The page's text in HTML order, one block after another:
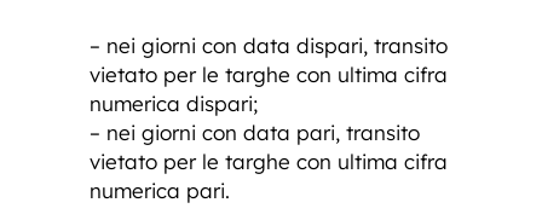
– nei giorni con data dispari, transito
vietato per le targhe con ultima cifra
numerica dispari;
– nei giorni con data pari, transito
vietato per le targhe con ultima cifra
numerica pari.